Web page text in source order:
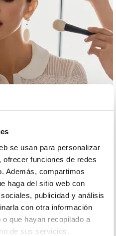
se usan para personalizar
funciones de redes
Además, compartimos
haga del sitio web con
publicidad y análisis
con otra información
que hayan recopilado a
de sus servicios.